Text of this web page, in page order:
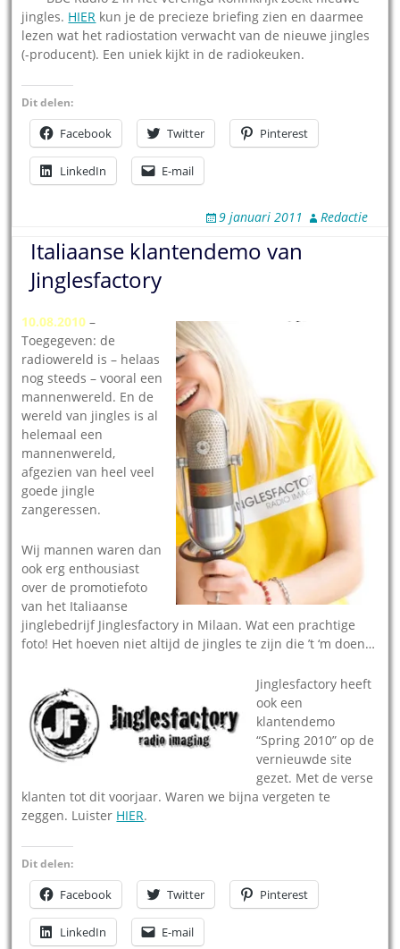
jingles. HIER kun je de precieze briefing zien en daarmee
lezen wat het radiostation verwacht van de nieuwe jingles
(-producent). Een uniek kijkt in de radiokeuken.
Dit delen:
Facebook Twitter Pinterest
LinkedIn E-mail
9 januari 2011 Redactie
Italiaanse klantendemo van
Jinglesfactory
10.08.2010 –
Toegegeven: de
radiowereld is – helaas
nog steeds – vooral een
mannenwereld. En de
wereld van jingles is al
helemaal een
mannenwereld,
afgezien van heel veel
goede jingle
zangeressen.
Wij mannen waren dan
ook erg enthousiast
over de promotiefoto
van het Italiaanse
jinglebedrijf Jinglesfactory in Milaan. Wat een prachtige
foto! Het hoeven niet altijd de jingles te zijn die ’t ‘m doen…
Jinglesfactory heeft
ook een
klantendemo
“Spring 2010” op de
vernieuwde site
gezet. Met de verse
klanten tot dit voorjaar. Waren we bijna vergeten te
zeggen. Luister HIER.
Dit delen:
Facebook Twitter Pinterest
LinkedIn E-mail